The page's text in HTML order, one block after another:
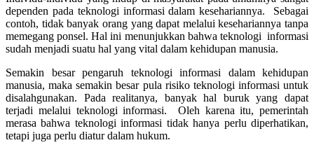
dependen pada teknologi informasi dalam kesehariannya.
Sebagai
contoh, tidak banyak orang yang dapat melalui kesehariannya tanpa
memegang ponsel. Hal ini menunjukkan bahwa teknologi informasi
sudah menjadi suatu hal yang vital dalam kehidupan manusia.
Semakin besar pengaruh teknologi informasi dalam kehidupan
manusia, maka semakin besar pula risiko teknologi informasi untuk
disalahgunakan. Pada realitanya, banyak hal buruk yang dapat
terjadi melalui teknologi informasi. Oleh karena itu, pemerintah
merasa bahwa teknologi informasi tidak hanya perlu diperhatikan,
tetapi juga perlu diatur dalam hukum.